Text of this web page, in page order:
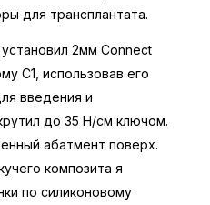
для трансплантата.
2мм Connect
C1, использовав его
введения и
до 35 Н/см ключом.
абатмент поверх.
композита я
по силиконовому